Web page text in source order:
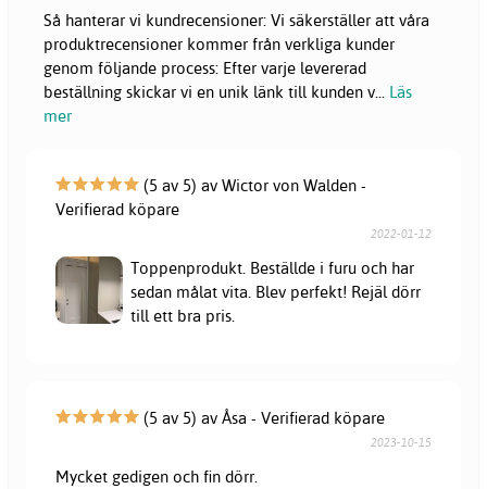
Så hanterar vi kundrecensioner: Vi säkerställer att våra
produktrecensioner kommer från verkliga kunder
genom följande process: Efter varje levererad
beställning skickar vi en unik länk till kunden v... Läs
mer
(5 av 5) av Wictor von Walden -
Verifierad köpare
2022-01-12
Toppenprodukt. Beställde i furu och har
sedan målat vita. Blev perfekt! Rejäl dörr
till ett bra pris.
(5 av 5) av Åsa - Verifierad köpare
2023-10-15
Mycket gedigen och fin dörr.